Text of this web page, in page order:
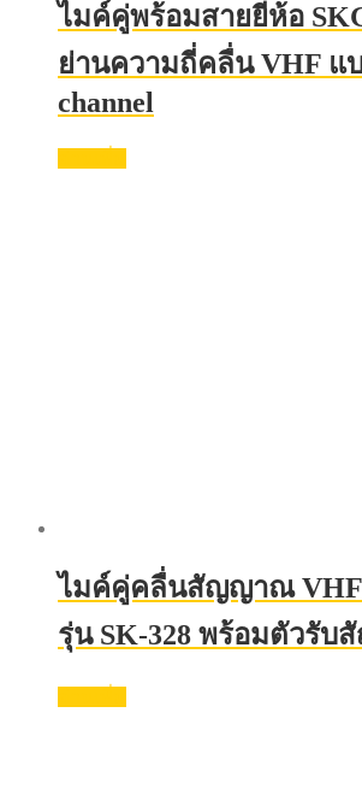
ไมค์คู่พร้อมสายยี่ห้อ
ย่านความถี่คลื่น VHF แ
channel
ไมค์คู่คลื่นสัญญาณ VHF
รุ่น SK-328 พร้อมตัวรั